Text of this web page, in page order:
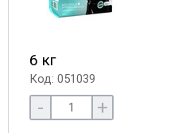
6 кг
Код: 051039
- +